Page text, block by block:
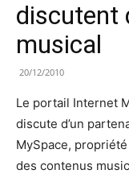
discutent
musical
20/12/2010
Le portail Internet
discute d’un
MySpace,
des contenus